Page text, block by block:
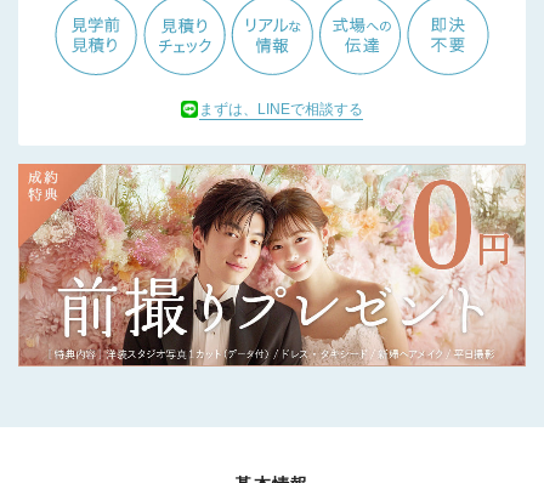
まずは、LINEで相談する